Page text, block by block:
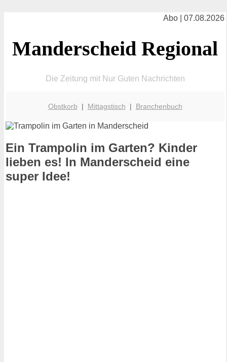
Abo | 07.08.2026
Manderscheid Regional
Die Zeitung mit Nur Guten Nachrichten
Obstkorb | Mittagstisch | Branchenbuch
Ein Trampolin im Garten? Kinder
lieben es! In Manderscheid eine
super Idee!